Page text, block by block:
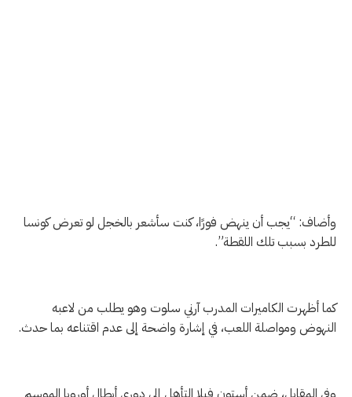
وأضاف: “يجب أن ينهض فورًا، كنت سأشعر بالخجل لو تعرض كونسا
للطرد بسبب تلك اللقطة”.
كما أظهرت الكاميرات المدرب آرني سلوت وهو يطلب من لاعبه
النهوض ومواصلة اللعب، في إشارة واضحة إلى عدم اقتناعه بما حدث.